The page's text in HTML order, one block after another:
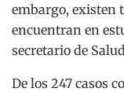
embargo, existen
encuentran en
secretario de
De los 247 casos